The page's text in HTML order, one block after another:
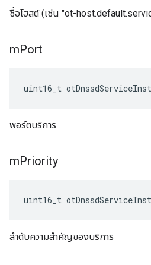
ชื่อโฮสต์ (เช่น "ot-
mPort
uint16_t
พอร์ตบริการ
mPriority
uint16_t
ลำดับความสำคัญของบริการ